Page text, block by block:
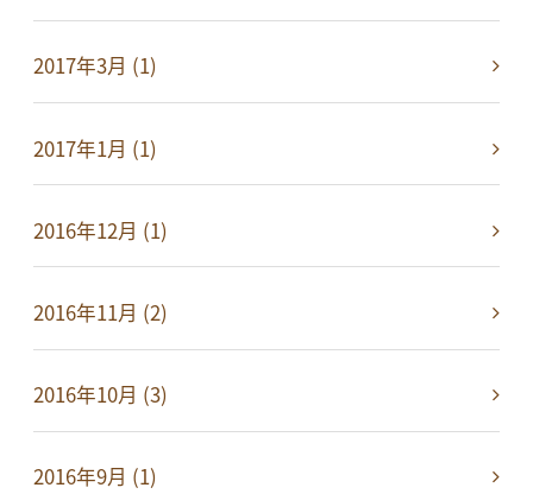
2017年3月 (1)
2017年1月 (1)
2016年12月 (1)
2016年11月 (2)
2016年10月 (3)
2016年9月 (1)